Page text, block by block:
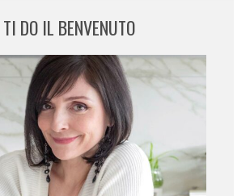
TI DO IL BENVENUTO